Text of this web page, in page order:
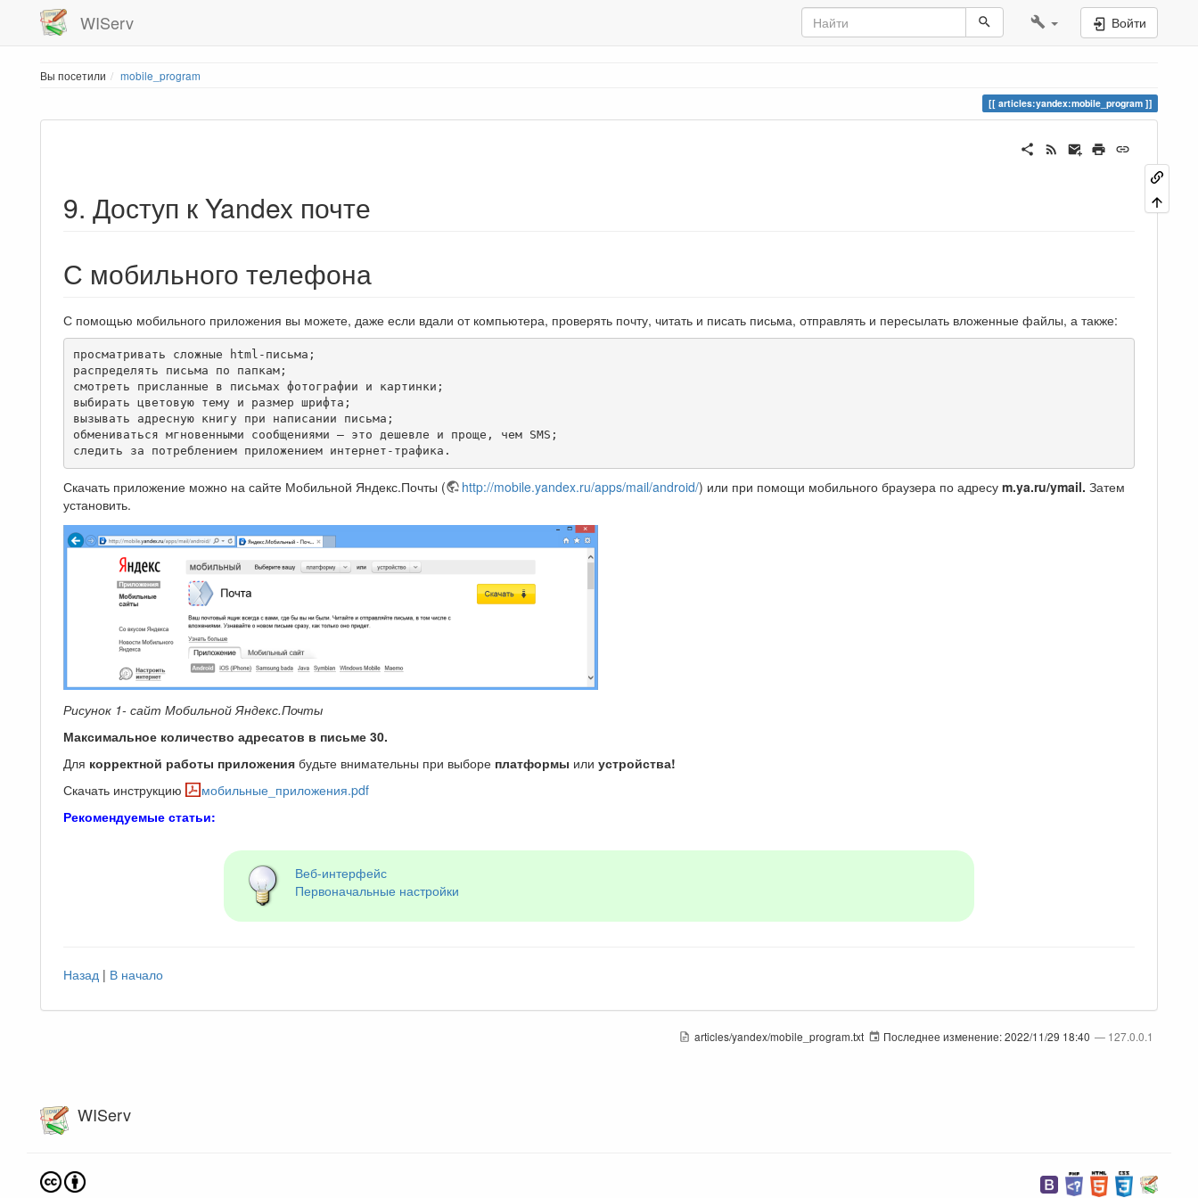
WIServ Войти
Вы посетили mobile_program
articles:yandex:mobile_program
9. Доступ к Yandex почте
С мобильного телефона
С помощью мобильного приложения вы можете, даже если вдали от компьютера, проверять почту, читать и писать письма, отправлять и пересылать вложенные файлы, а также:
просматривать сложные html-письма;
распределять письма по папкам;
смотреть присланные в письмах фотографии и картинки;
выбирать цветовую тему и размер шрифта;
вызывать адресную книгу при написании письма;
обмениваться мгновенными сообщениями — это дешевле и проще, чем SMS;
следить за потреблением приложением интернет-трафика.
Скачать приложение можно на сайте Мобильной Яндекс.Почты ( http://mobile.yandex.ru/apps/mail/android/) или при помощи мобильного браузера по адресу m.ya.ru/ymail. Затем
установить.
Рисунок 1- сайт Мобильной Яндекс.Почты
Максимальное количество адресатов в письме 30.
Для корректной работы приложения будьте внимательны при выборе платформы или устройства!
Скачать инструкцию
мобильные_приложения.pdf
Рекомендуемые статьи:
Веб-интерфейс
Первоначальные настройки
Назад | В начало
articles/yandex/mobile_program.txt Последнее изменение:2022/11/29 18:40 — 127.0.0.1
WIServ